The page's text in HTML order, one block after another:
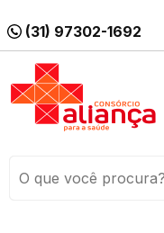
(31) 97302-1692